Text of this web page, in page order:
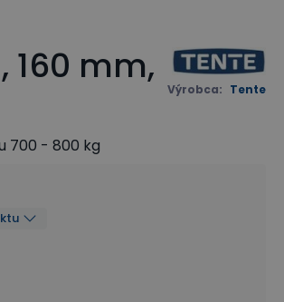
160 mm,
Výrobca: Tente
700 - 800 kg